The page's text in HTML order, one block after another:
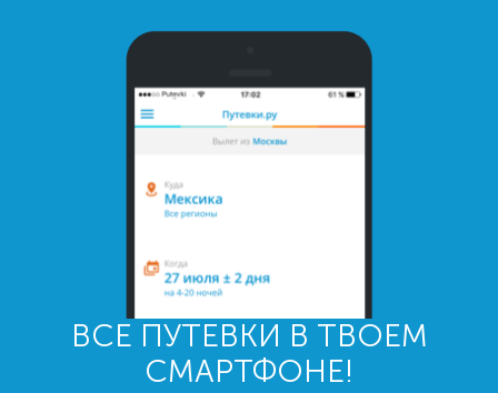
ВСЕ ПУТЕВКИ В ТВОЕМ
СМАРТФОНЕ!